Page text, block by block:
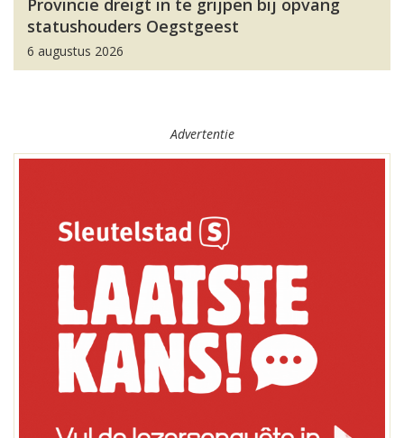
Provincie dreigt in te grijpen bij opvang
statushouders Oegstgeest
6 augustus 2026
Advertentie